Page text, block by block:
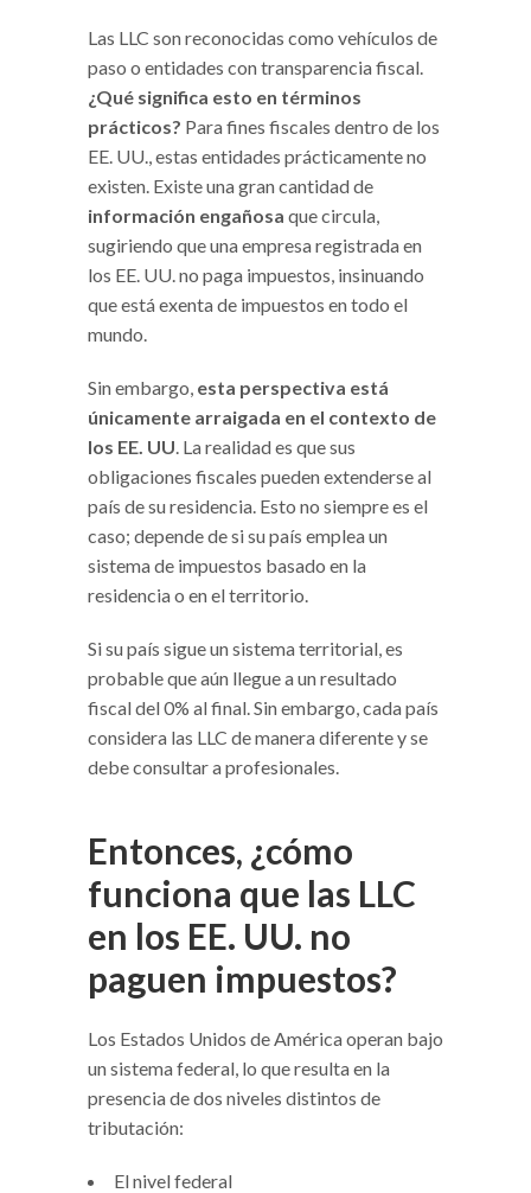
Las LLC son reconocidas como vehículos de
paso o entidades con transparencia fiscal.
¿Qué significa esto en términos
prácticos? Para fines fiscales dentro de los
EE. UU., estas entidades prácticamente no
existen. Existe una gran cantidad de
información engañosa que circula,
sugiriendo que una empresa registrada en
los EE. UU. no paga impuestos, insinuando
que está exenta de impuestos en todo el
mundo.
Sin embargo, esta perspectiva está
únicamente arraigada en el contexto de
los EE. UU. La realidad es que sus
obligaciones fiscales pueden extenderse al
país de su residencia. Esto no siempre es el
caso; depende de si su país emplea un
sistema de impuestos basado en la
residencia o en el territorio.
Si su país sigue un sistema territorial, es
probable que aún llegue a un resultado
fiscal del 0% al final. Sin embargo, cada país
considera las LLC de manera diferente y se
debe consultar a profesionales.
Entonces, ¿cómo
funciona que las LLC
en los EE. UU. no
paguen impuestos?
Los Estados Unidos de América operan bajo
un sistema federal, lo que resulta en la
presencia de dos niveles distintos de
tributación:
El nivel federal